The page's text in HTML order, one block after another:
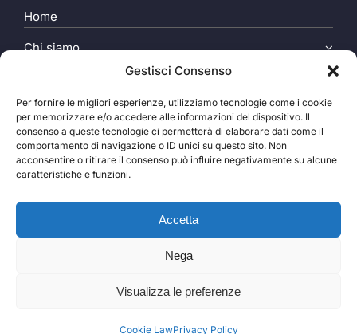
Gestisci Consenso
Per fornire le migliori esperienze, utilizziamo tecnologie come i cookie
per memorizzare e/o accedere alle informazioni del dispositivo. Il
consenso a queste tecnologie ci permetterà di elaborare dati come il
comportamento di navigazione o ID unici su questo sito. Non
acconsentire o ritirare il consenso può influire negativamente su alcune
caratteristiche e funzioni.
Accetta
Nega
Visualizza le preferenze
Cookie LawPrivacy Policy
Home
Chi siamo
Volontariato
Dicono di noi
Benemerite
Foto
Contatti
Credits: webmio